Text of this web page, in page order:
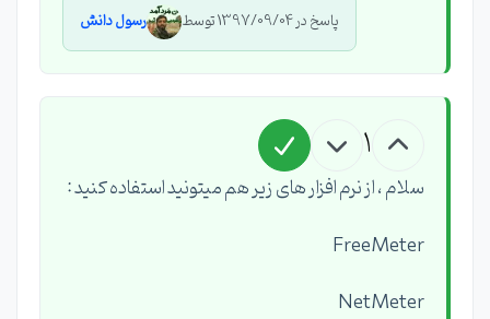
پاسخ در 1397/09/04 توسط رسول دانش
1
سلام ، از نرم افزار های زیر هم میتونید استفاده کنید :
FreeMeter
NetMeter